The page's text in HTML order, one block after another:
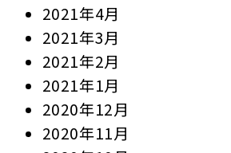
2021年4月
2021年3月
2021年2月
2021年1月
2020年12月
2020年11月